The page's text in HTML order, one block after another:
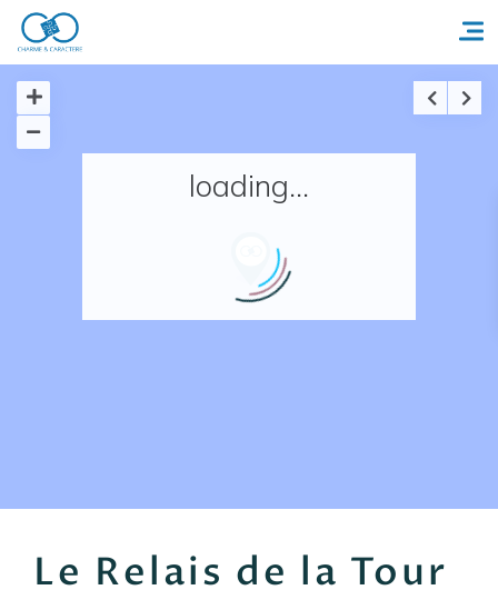
Accueil
Nos adresses en France
loading...
Le Relais de la Tour